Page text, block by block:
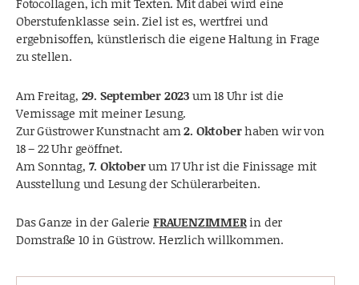
Oberstufenklasse sein. Ziel ist es, wertfrei und
ergebnisoffen, künstlerisch die eigene Haltung in Frage
zu stellen.
Am Freitag, 29. September 2023um 18 Uhr ist die
Vernissage mit meiner Lesung.
Zur Güstrower Kunstnacht am2. Oktoberhaben wir von
18 – 22 Uhr geöffnet.
Am Sonntag, 7. Oktoberum 17 Uhr ist die Finissage mit
Ausstellung und Lesung der Schülerarbeiten.
Das Ganze in der Galerie FRAUENZIMMERin der
Domstraße 10 in Güstrow. Herzlich willkommen.